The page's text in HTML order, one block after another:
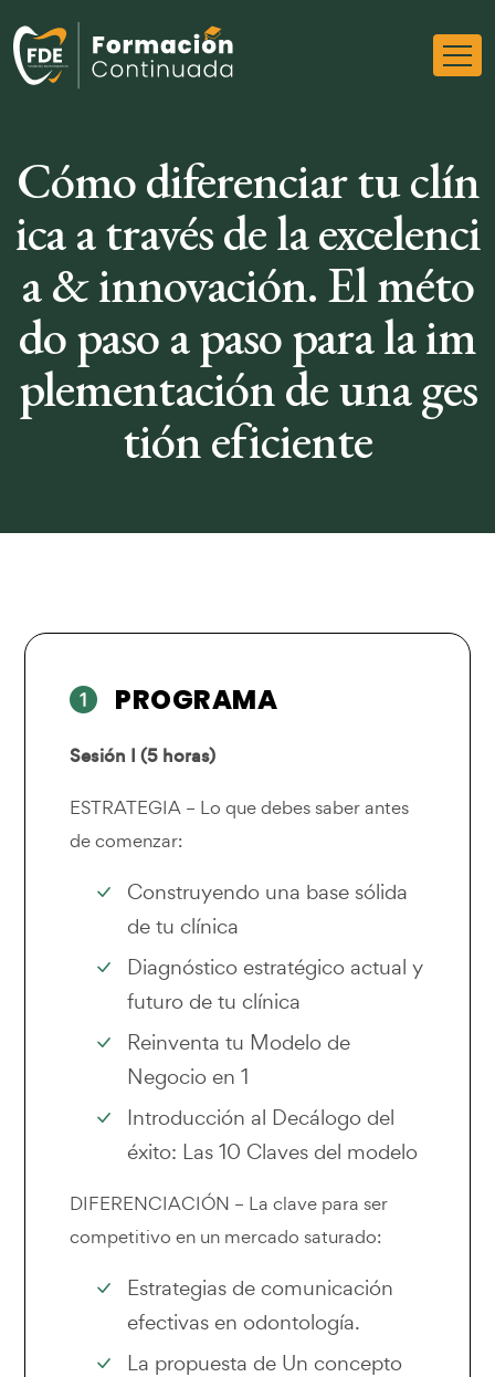
Cómo diferenciar tu clín
ica a través de la excelenci
a & innovación. El méto
do paso a paso para la im
plementación de una ges
tión eficiente
PROGRAMA
Sesión I (5 horas)
ESTRATEGIA – Lo que debes saber antes
de comenzar:
Construyendo una base sólida
de tu clínica
Diagnóstico estratégico actual y
futuro de tu clínica
Reinventa tu Modelo de
Negocio en 1
Introducción al Decálogo del
éxito: Las 10 Claves del modelo
DIFERENCIACIÓN – La clave para ser
competitivo en un mercado saturado:
Estrategias de comunicación
efectivas en odontología.
La propuesta de Un concepto